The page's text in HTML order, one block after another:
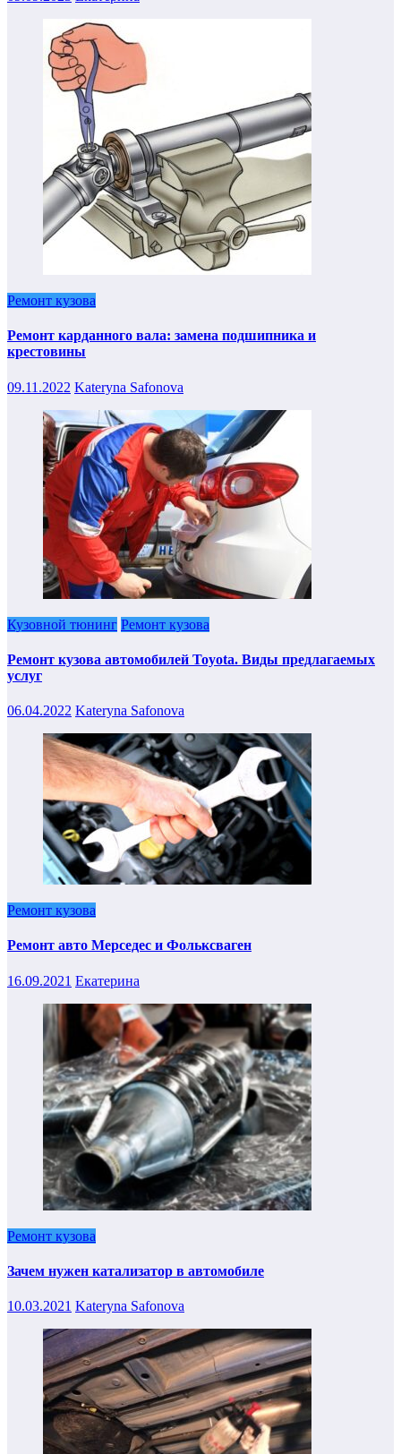
Ремонт кузова
Ремонт карданного вала: замена подшипника и
крестовины
09.11.2022 Kateryna Safonova
Кузовной тюнинг Ремонт кузова
Ремонт кузова автомобилей Toyota. Виды предлагаемых
услуг
06.04.2022 Kateryna Safonova
Ремонт кузова
Ремонт авто Мерседес и Фольксваген
16.09.2021 Екатерина
Ремонт кузова
Зачем нужен катализатор в автомобиле
10.03.2021 Kateryna Safonova